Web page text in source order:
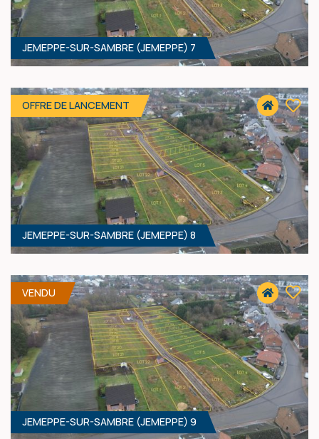
62 400 € HF*
58 400 € HF*
JEMEPPE-SUR-SAMBRE (JEMEPPE) 7
JEMEPPE-SUR-SAMBRE (JEMEPPE) 8
OFFRE DE LANCEMENT
JEMEPPE-SUR-SAMBRE (JEMEPPE) 9
VENDU